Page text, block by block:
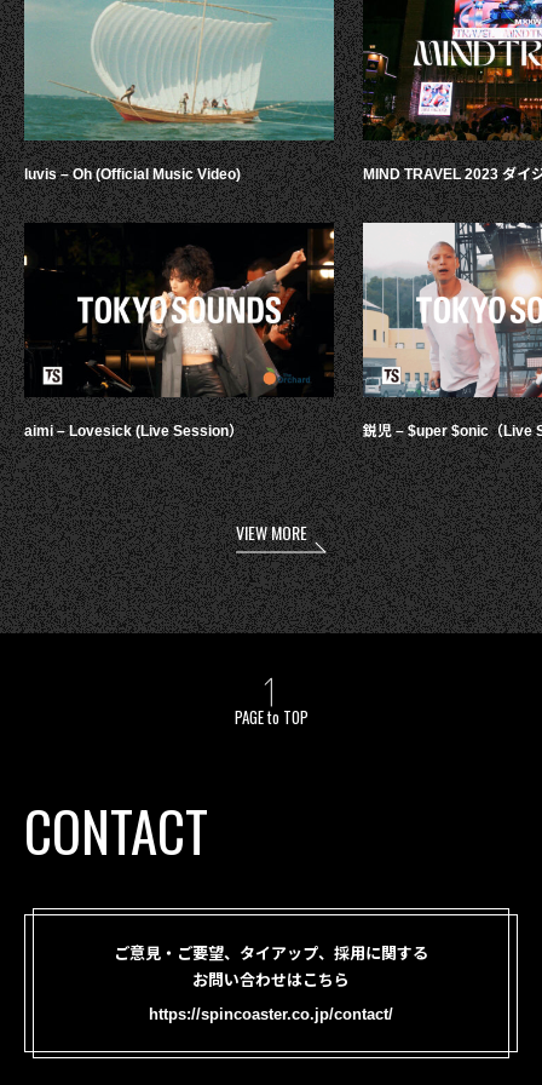
luvis – Oh (Official Music Video)
aimi – Lovesick (Live Session）
MIND TRAVEL 2023 ダイ
鋭児 – $uper $onic（Live
VIEW MORE
PAGE to TOP
CONTACT
ご意見・ご要望、タイアップ、採用に関する
お問い合わせはこちら
https://spincoaster.co.jp/contact/